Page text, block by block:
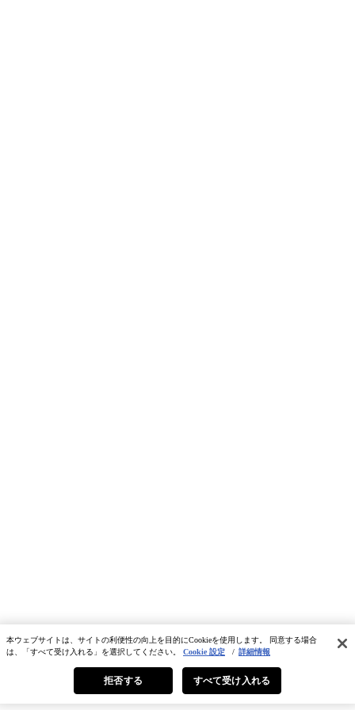
本ウェブサイトは、サイトの利便性の向上を目的にCookieを使用します。 同意する場合
は、「すべて受け入れる」を選択してください。 Cookie 設定 / 詳細情報
拒否する すべて受け入れる